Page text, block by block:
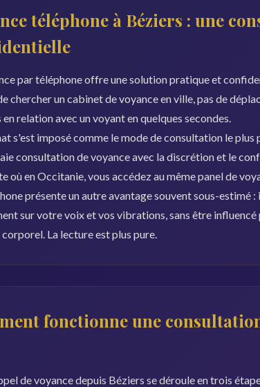
téléphone à Béziers : une
par téléphone offre une solution pratique et
chercher un cabinet de voyance en ville, pas de
en relation avec un voyant en quelques secondes.
s'est imposé comme le mode de consultation le
consultation de voyance avec la discrétion et le
où en Occitanie, vous accédez au même panel de
présente un autre avantage souvent sous-estimé
sur votre voix et vos vibrations, sans être
corporel. La lecture est plus pure.
fonctionne une
de voyance depuis Béziers se déroule en trois